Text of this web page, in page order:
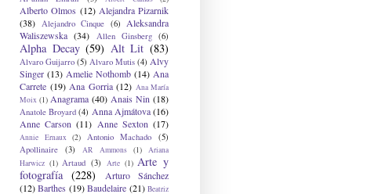
Alberto Olmos (12) Alejandra Pizarnik
(38)
Alejandro Cinque (6)
Aleksandra
Waliszewska (34) Allen Ginsberg (6)
Alpha Decay (59) Alt Lit (83)
Alvaro Guijarro (5) Alvaro Mutis (4) Alvy
Singer (13) Amelie Nothomb (14) Ana
Carrete (19) Ana Gorria (12) Ana María
Moix (1) Anagrama (40) Anais Nin (18)
Anatole Broyard (4) Anna Ajmátova (16)
Anne Carson (11) Anne Sexton (17)
Annie Ernaux (2) Antonio Machado
(5)
Apollinaire
(3) AR Ammons (1)
Ariana
Harwicz (1) Artaud (3) Arte (1) Arte y
fotografía (228)
Arturo Sánchez
(12) Barthes (19) Baudelaire (21) Beatriz